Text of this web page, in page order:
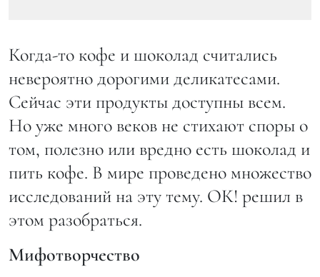
Когда-то кофе и шоколад считались
невероятно дорогими деликатесами.
Сейчас эти продукты доступны всем.
Но уже много веков не стихают споры о
том, полезно или вредно есть шоколад и
пить кофе. В мире проведено множество
исследований на эту тему. ОК! решил в
этом разобраться.
Мифотворчество